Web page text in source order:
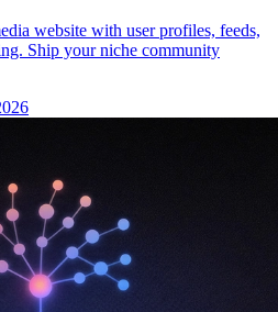
website with user profiles, feeds,
Ship your niche community